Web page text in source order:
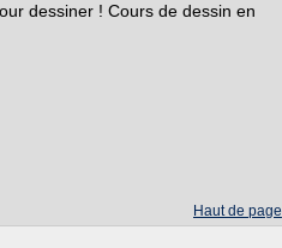
dessiner ! Cours de dessin en
Haut de page